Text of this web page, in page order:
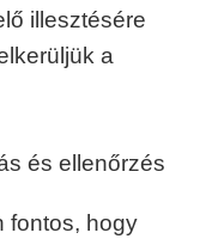
illesztésére
a
és ellenőrzés
fontos, hogy